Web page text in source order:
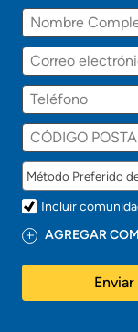
r
á
r
n
t
!
Nombre
Correo
electrónico
Teléfono
Incluir
AGREGAR